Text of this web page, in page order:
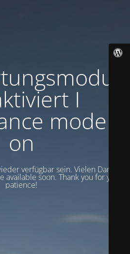
I
mode is
on
verfügbar sein. Vielen Dank für
soon. Thank you for your
patience!